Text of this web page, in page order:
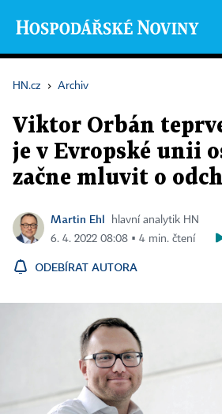
HN.cz › Archiv
Viktor Orbán
je v Evropské unii
začne mluvit o
Martin Ehl
hlavní analytik HN
6. 4. 2022 08:08 ▪ 4 min. čtení
ODEBÍRAT AUTORA